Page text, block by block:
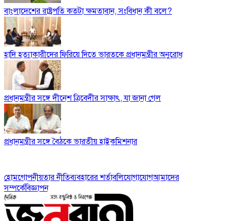
বাংলাদেশের রাষ্ট্রপতি কতটা ক্ষমতাবান, সংবিধান কী বলে?
হাদি হত্যাকারীদের ফিরিয়ে দিতে ভারতকে প্রধানমন্ত্রীর অনুরোধ
প্রধানমন্ত্রীর সঙ্গে দীনেশ ত্রিবেদীর সাক্ষাৎ, যা জানা গেল
প্রধানমন্ত্রীর সঙ্গে বৈঠকে ভারতীয় হাইকমিশনার
হোমগোপনীয়তার নীতিব্যবহারের শর্তাবলিযোগাযোগআমাদের
সম্পর্কেবিজ্ঞাপন